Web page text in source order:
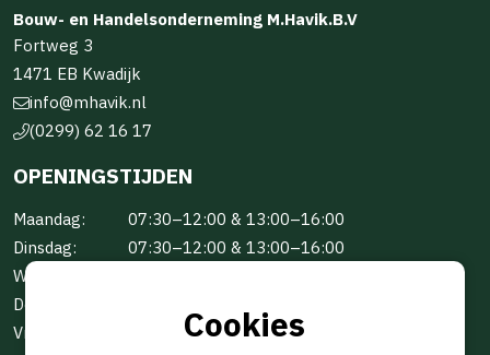
Bouw- en Handelsonderneming M.Havik.B.V
Fortweg 3
1471 EB Kwadijk
info@mhavik.nl
(0299) 62 16 17
OPENINGSTIJDEN
Maandag:
07:30–12:00 & 13:00–16:00
Dinsdag:
07:30–12:00 & 13:00–16:00
Woensdag:
Donderdag:
Vrijdag:
07:30–12:00 & 13:00–16:00
Cookies